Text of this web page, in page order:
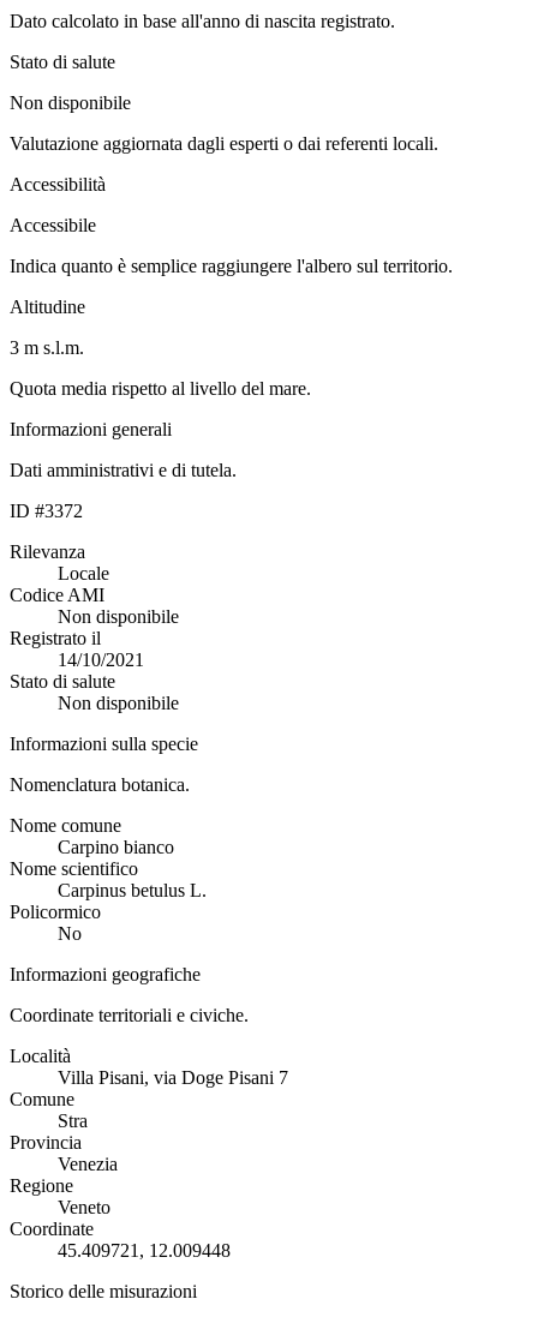
Dato calcolato in base all'anno di nascita registrato.
Stato di salute
Non disponibile
Valutazione aggiornata dagli esperti o dai referenti locali.
Accessibilità
Accessibile
Indica quanto è semplice raggiungere l'albero sul territorio.
Altitudine
3 m s.l.m.
Quota media rispetto al livello del mare.
Informazioni generali
Dati amministrativi e di tutela.
ID #3372
Rilevanza
Locale
Codice AMI
Non disponibile
Registrato il
14/10/2021
Stato di salute
Non disponibile
Informazioni sulla specie
Nomenclatura botanica.
Nome comune
Carpino bianco
Nome scientifico
Carpinus betulus L.
Policormico
No
Informazioni geografiche
Coordinate territoriali e civiche.
Località
Villa Pisani, via Doge Pisani 7
Comune
Stra
Provincia
Venezia
Regione
Veneto
Coordinate
45.409721, 12.009448
Storico delle misurazioni